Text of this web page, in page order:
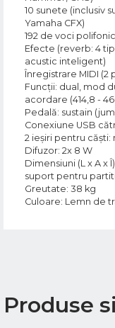
10 sunete (inclusiv
Yamaha CFX)
192 de voci
Efecte (reverb: 4
acustic inteligent)
Înregistrare MIDI (2
Funcții: dual, mod
acordare (414,8 -
Pedală: sustain
Conexiune USB
2 ieșiri pentru
Difuzor: 2x 8 W
Dimensiuni (L x A x
suport pentru
Greutate: 38 kg
Culoare: Lemn de
Produse